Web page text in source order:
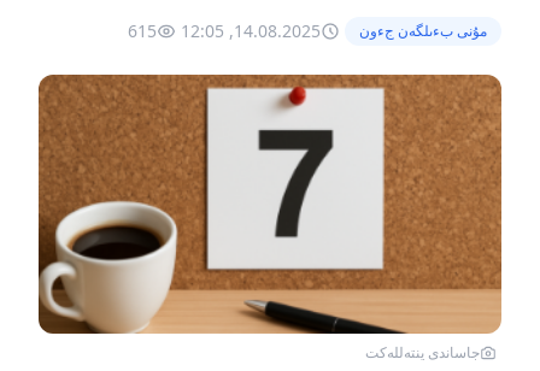
مۇنى بءىلگەن جءون 14.08.2025, 12:05
615
جاساندى ينتەللەكت